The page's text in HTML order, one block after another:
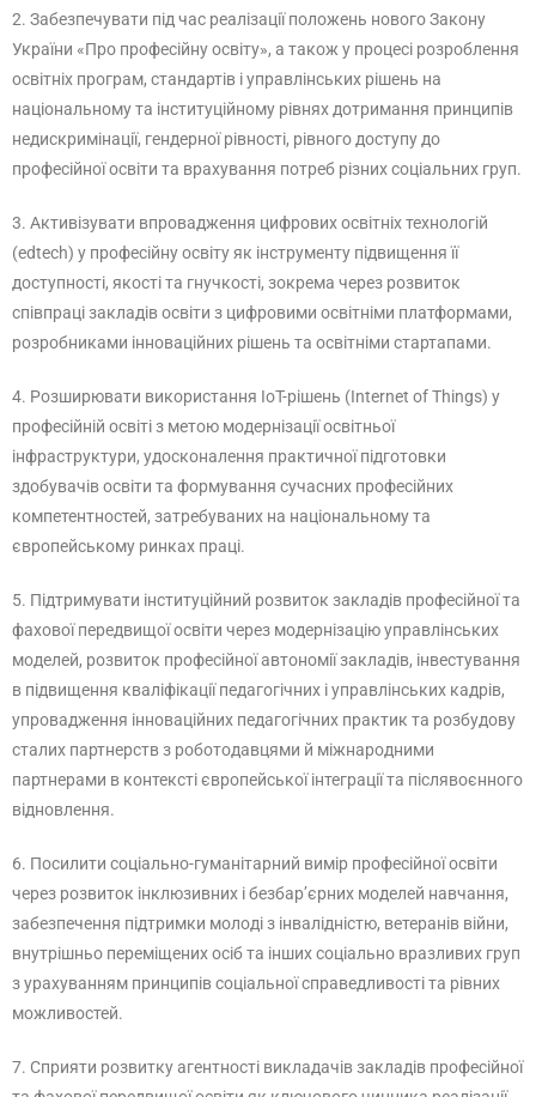
2. Забезпечувати під час реалізації положень нового Закону
України «Про професійну освіту», а також у процесі розроблення
освітніх програм, стандартів і управлінських рішень на
національному та інституційному рівнях дотримання принципів
недискримінації, гендерної рівності, рівного доступу до
професійної освіти та врахування потреб різних соціальних груп.
3. Активізувати впровадження цифрових освітніх технологій
(edtech) у професійну освіту як інструменту підвищення її
доступності, якості та гнучкості, зокрема через розвиток
співпраці закладів освіти з цифровими освітніми платформами,
розробниками інноваційних рішень та освітніми стартапами.
4. Розширювати використання IoT-рішень (Internet of Things) у
професійній освіті з метою модернізації освітньої
інфраструктури, удосконалення практичної підготовки
здобувачів освіти та формування сучасних професійних
компетентностей, затребуваних на національному та
європейському ринках праці.
5. Підтримувати інституційний розвиток закладів професійної та
фахової передвищої освіти через модернізацію управлінських
моделей, розвиток професійної автономії закладів, інвестування
в підвищення кваліфікації педагогічних і управлінських кадрів,
упровадження інноваційних педагогічних практик та розбудову
сталих партнерств з роботодавцями й міжнародними
партнерами в контексті європейської інтеграції та післявоєнного
відновлення.
6. Посилити соціально-гуманітарний вимір професійної освіти
через розвиток інклюзивних і безбар’єрних моделей навчання,
забезпечення підтримки молоді з інвалідністю, ветеранів війни,
внутрішньо переміщених осіб та інших соціально вразливих груп
з урахуванням принципів соціальної справедливості та рівних
можливостей.
7. Сприяти розвитку агентності викладачів закладів професійної